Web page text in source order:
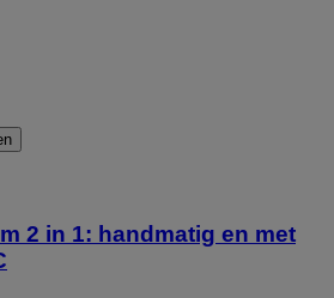
2 in 1: handmatig en met